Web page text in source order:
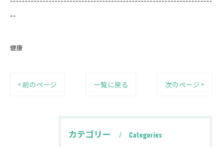
--
健康
< 前のページ 一覧に戻る 次のページ >
カテゴリー Categories